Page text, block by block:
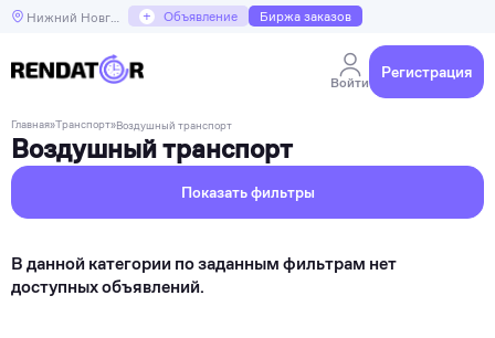
Нижний Новгород + Объявление Биржа заказов
Войти
Регистрация
Главная»Транспорт»Воздушный транспорт
Воздушный транспорт
Показать фильтры
В данной категории по заданным фильтрам нет
доступных объявлений.